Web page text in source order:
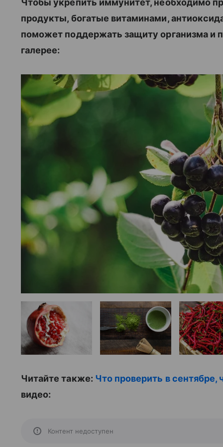
Чтобы укрепить иммунитет, необходимо
продукты, богатые витаминами,
поможет поддержать защиту организма и
галерее:
Читайте также: Что проверить в
видео:
Контент недоступен